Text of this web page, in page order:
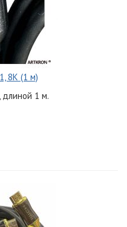
8K (1 м)
длиной 1 м.